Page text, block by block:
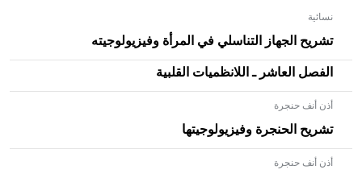
نسائية
تشريح الجهاز التناسلي في المرأة وفيزيولوجيته
الفصل العاشر ـ اللانظميات القلبية
أذن أنف حنجرة
تشريح الحنجرة وفيزيولوجيتها
أذن أنف حنجرة
- هل تعلم أن الأبلق نوع من الفنون الهندسية التي ارتبطت